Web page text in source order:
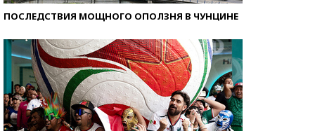
ПОСЛЕДСТВИЯ МОЩНОГО ОПОЛЗНЯ В ЧУНЦИНЕ